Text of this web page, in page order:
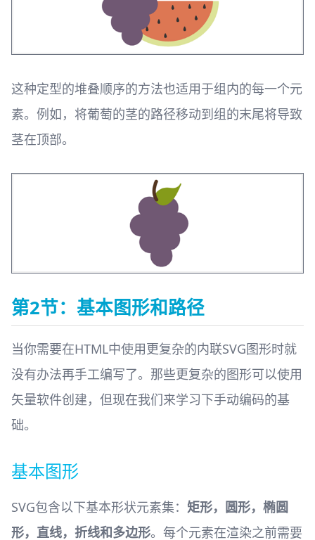
这种定型的堆叠顺序的方法也适用于组内的每一个元
素。例如，将葡萄的茎的路径移动到组的末尾将导致
茎在顶部。
第2节：基本图形和路径
当你需要在HTML中使用更复杂的内联SVG图形时就
没有办法再手工编写了。那些更复杂的图形可以使用
矢量软件创建，但现在我们来学习下手动编码的基
础。
基本图形
SVG包含以下基本形状元素集： 矩形，圆形，椭圆
形，直线，折线和多边形。每个元素在渲染之前需要